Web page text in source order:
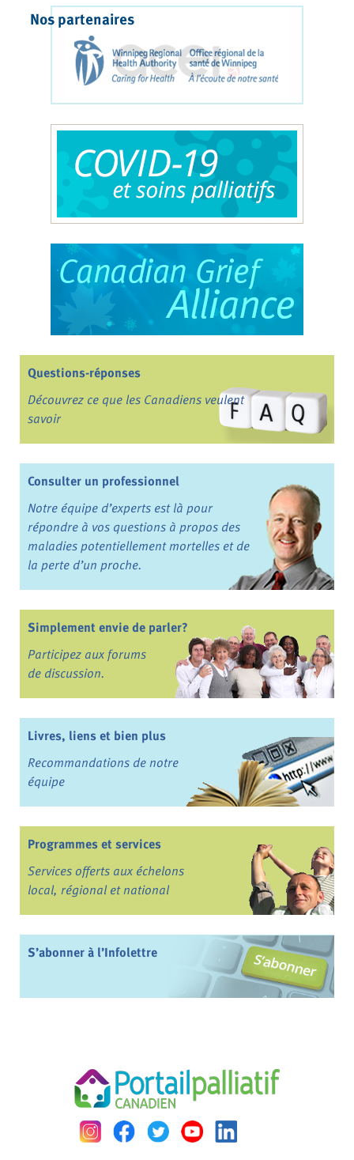
Nos partenaires
Questions-réponses
Découvrez ce que les Canadiens veulent
savoir
Consulter un professionnel
Notre équipe d’experts est là pour
répondre à vos questions à propos des
maladies potentiellement mortelles et de
la perte d’un proche.
Simplement envie de parler?
Participez aux forums
de discussion.
Livres, liens et bien plus
Recommandations de notre
équipe
Programmes et services
Services offerts aux échelons
local, régional et national
S’abonner à l’Infolettre